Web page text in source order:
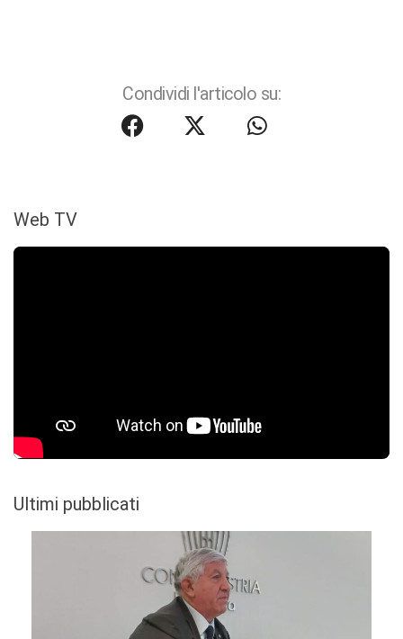
Condividi l'articolo su:
Web TV
Ultimi pubblicati